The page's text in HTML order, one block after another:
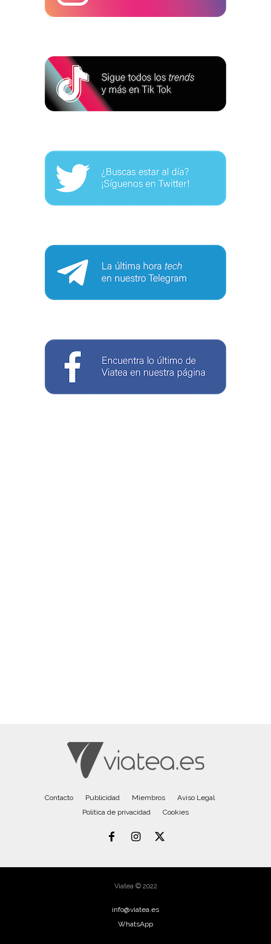
Contacto Publicidad Miembros
Aviso Legal
Política de privacidad
Cookies
Viatea © 2022
info@viatea.es
WhatsApp